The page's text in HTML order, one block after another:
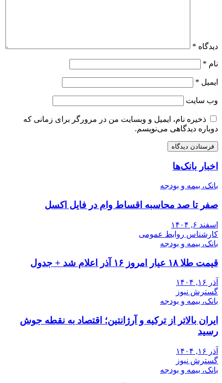
دیدگاه *
نام *
ایمیل *
وب‌ سایت
ذخیره نام، ایمیل و وبسایت من در مرورگر برای زمانی که
دوباره دیدگاهی می‌نویسم.
اخبار بانک‌ها
بانک، بیمه و بودجه
صفر تا صد محاسبه اقساط وام در فایل اکسل
اسفند ۶, ۱۴۰۴
کارشناس روابط عمومی
بانک، بیمه و بودجه
قیمت طلا ۱۸ عیار امروز ۱۶ آذر اعلام شد + جدول
آذر ۱۶, ۱۴۰۴
گسترش نیوز
بانک، بیمه و بودجه
ایران بالاتر از ترکیه و آرژانتین؛ اقتصاد به نقطه جوش
رسید
آذر ۱۶, ۱۴۰۴
گسترش نیوز
بانک، بیمه و بودجه